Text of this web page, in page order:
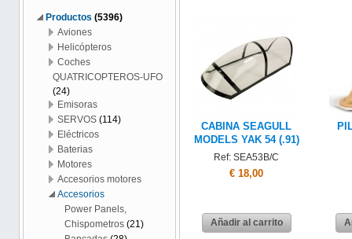
CABINA SEAGULL
MODELS YAK 54 (.91)
Ref: SEA53B/C
€ 18,00
Añadir al carrito
Productos (5396)
Aviones
Helicópteros
Coches
QUATRICOPTEROS-UFO
(24)
Emisoras
SERVOS (114)
Eléctricos
Baterias
Motores
Accesorios motores
Accesorios
Power Panels,
Chispometros (21)